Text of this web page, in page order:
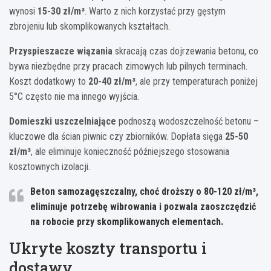
wynosi 15-30 zł/m³. Warto z nich korzystać przy gęstym
zbrojeniu lub skomplikowanych kształtach.
Przyspieszacze wiązania skracają czas dojrzewania betonu, co
bywa niezbędne przy pracach zimowych lub pilnych terminach.
Koszt dodatkowy to 20-40 zł/m³, ale przy temperaturach poniżej
5°C często nie ma innego wyjścia.
Domieszki uszczelniające podnoszą wodoszczelność betonu –
kluczowe dla ścian piwnic czy zbiorników. Dopłata sięga 25-50
zł/m³, ale eliminuje konieczność późniejszego stosowania
kosztownych izolacji.
Beton samozagęszczalny, choć droższy o 80-120 zł/m³,
eliminuje potrzebę wibrowania i pozwala zaoszczędzić
na robocie przy skomplikowanych elementach.
Ukryte koszty transportu i